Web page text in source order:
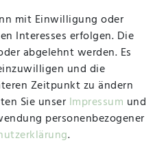
Freitag
mit Einwilligung oder
Interesses erfolgen. Die
abgelehnt werden. Es
und die
Zeitpunkt zu ändern
Sie unser Impressum und
personenbezogener
.